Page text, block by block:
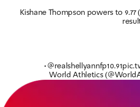
Kishane Thompson powers to
•@realshellyannfp10.91